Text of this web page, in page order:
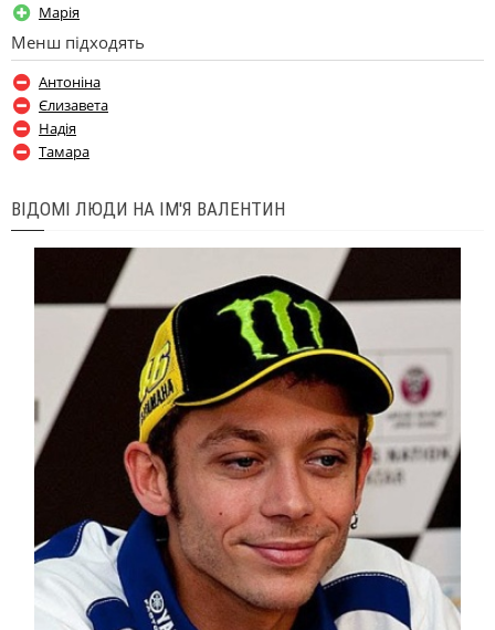
Марія
Менш підходять
Антоніна
Єлизавета
Надія
Тамара
ВІДОМІ ЛЮДИ НА ІМ'Я ВАЛЕНТИН